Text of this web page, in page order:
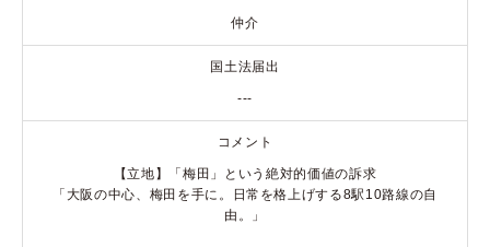
仲介
国土法届出
---
コメント
【立地】「梅田」という絶対的価値の訴求
「大阪の中心、梅田を手に。日常を格上げする8駅10路線の自
由。」